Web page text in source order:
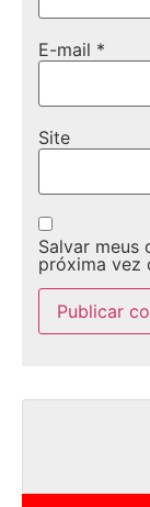
E-mail *
Site
Salvar meus
próxima vez